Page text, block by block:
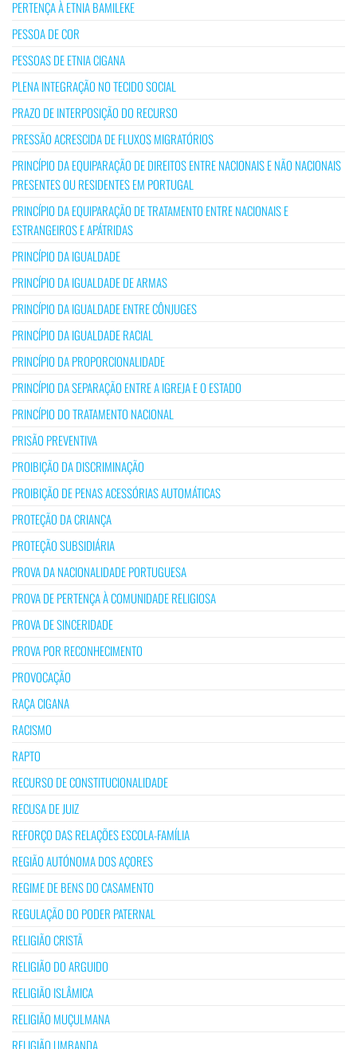
PERTENÇA À ETNIA BAMILEKE
PESSOA DE COR
PESSOAS DE ETNIA CIGANA
PLENA INTEGRAÇÃO NO TECIDO SOCIAL
PRAZO DE INTERPOSIÇÃO DO RECURSO
PRESSÃO ACRESCIDA DE FLUXOS MIGRATÓRIOS
PRINCÍPIO DA EQUIPARAÇÃO DE DIREITOS ENTRE NACIONAIS E NÃO NACIONAIS
PRESENTES OU RESIDENTES EM PORTUGAL
PRINCÍPIO DA EQUIPARAÇÃO DE TRATAMENTO ENTRE NACIONAIS E
ESTRANGEIROS E APÁTRIDAS
PRINCÍPIO DA IGUALDADE
PRINCÍPIO DA IGUALDADE DE ARMAS
PRINCÍPIO DA IGUALDADE ENTRE CÔNJUGES
PRINCÍPIO DA IGUALDADE RACIAL
PRINCÍPIO DA PROPORCIONALIDADE
PRINCÍPIO DA SEPARAÇÃO ENTRE A IGREJA E O ESTADO
PRINCÍPIO DO TRATAMENTO NACIONAL
PRISÃO PREVENTIVA
PROIBIÇÃO DA DISCRIMINAÇÃO
PROIBIÇÃO DE PENAS ACESSÓRIAS AUTOMÁTICAS
PROTEÇÃO DA CRIANÇA
PROTEÇÃO SUBSIDIÁRIA
PROVA DA NACIONALIDADE PORTUGUESA
PROVA DE PERTENÇA À COMUNIDADE RELIGIOSA
PROVA DE SINCERIDADE
PROVA POR RECONHECIMENTO
PROVOCAÇÃO
RAÇA CIGANA
RACISMO
RAPTO
RECURSO DE CONSTITUCIONALIDADE
RECUSA DE JUIZ
REFORÇO DAS RELAÇÕES ESCOLA-FAMÍLIA
REGIÃO AUTÓNOMA DOS AÇORES
REGIME DE BENS DO CASAMENTO
REGULAÇÃO DO PODER PATERNAL
RELIGIÃO CRISTÃ
RELIGIÃO DO ARGUIDO
RELIGIÃO ISLÂMICA
RELIGIÃO MUÇULMANA
RELIGIÃO UMBANDA